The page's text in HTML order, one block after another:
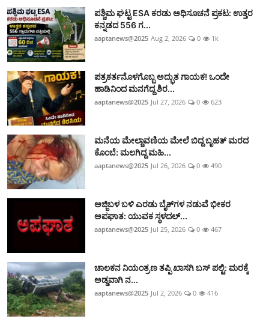
ಪಶ್ಚಿಮ ಘಟ್ಟ ESA ಕರಡು ಅಧಿಸೂಚನೆ ಪ್ರಕಟ: ಉತ್ತರ
ಕನ್ನಡದ 556 ಗ...
aaptanews@2025 Aug 2, 2026 0 1k
ಪತ್ರಕರ್ತನೊಳಗೊಬ್ಬ ಅದ್ಭುತ ಗಾಯಕ! ಒಂದೇ
ಹಾಡಿನಿಂದ ಮನಗೆದ್ದ ಶಿರ...
aaptanews@2025 Jul 27, 2026 0 623
ಮನೆಯ ಮೇಲ್ಚಾವಣಿಯ ಮೇಲೆ ಬಿದ್ದ ಬೃಹತ್ ಮರದ
ಕೊಂಬೆ: ಮಲಗಿದ್ದ ಮಹಿ...
aaptanews@2025 Jul 26, 2026 0 490
ಅಜ್ಜಿಬಳ ಬಳಿ ಎರಡು ಬೈಕ್‌ಗಳ ನಡುವೆ ಭೀಕರ
ಅಪಘಾತ: ಯುವಕ ಸ್ಥಳದಲ್...
aaptanews@2025 Jul 25, 2026 0 467
ಚಾಲಕನ ನಿಯಂತ್ರಣ ತಪ್ಪಿ ಖಾಸಗಿ ಬಸ್ ಪಲ್ಟಿ: ಮರಕ್ಕೆ
ಅಡ್ಡವಾಗಿ ನ...
aaptanews@2025 Jul 2, 2026 0 416